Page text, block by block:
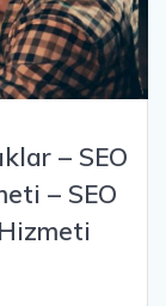
– SEO
– SEO